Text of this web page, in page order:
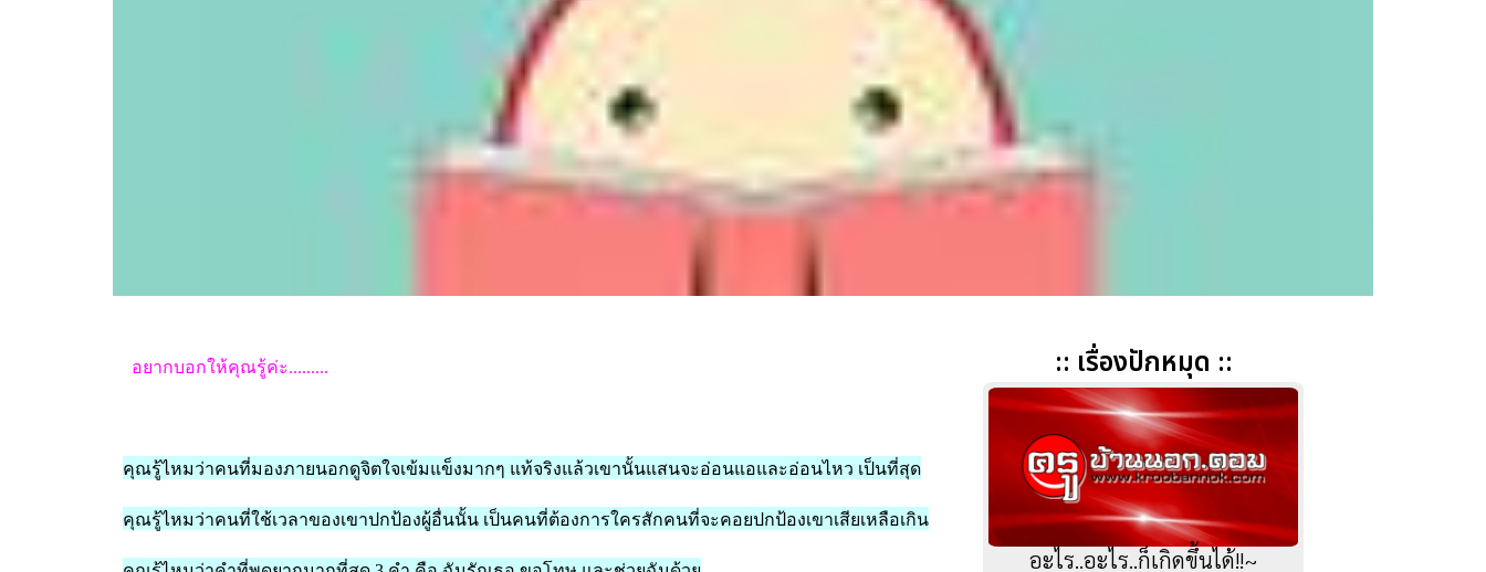
อยากบอกให้คุณรู้ค่ะ.........
คุณรู้ไหมว่าคนที่มองภายนอกดูจิตใจเข้มแข็งมากๆ แท้จริงแล้วเขานั้นแสนจะอ่อนแอและอ่อนไหว เป็นที่สุด
คุณรู้ไหมว่าคนที่ใช้เวลาของเขาปกป้องผู้อื่นนั้น เป็นคนที่ต้องการใครสักคนที่จะคอยปกป้องเขาเสียเหลือเกิน
:: เรื่องปักหมุด ::
อะไร..อะไร..ก็เกิดขึ้นได้!!~